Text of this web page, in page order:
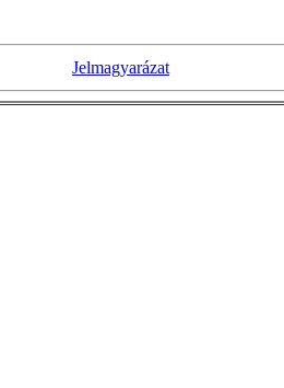
Jelmagyarázat